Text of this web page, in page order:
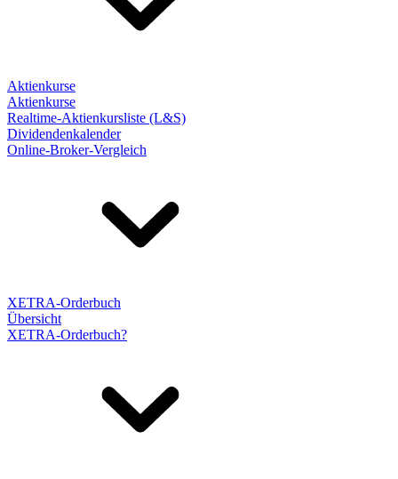
Aktienkurse
Aktienkurse
Realtime-Aktienkursliste (L&S)
Dividendenkalender
Online-Broker-Vergleich
XETRA-Orderbuch
Übersicht
XETRA-Orderbuch?